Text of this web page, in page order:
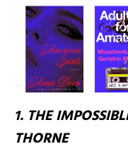
1. THE
THORNE